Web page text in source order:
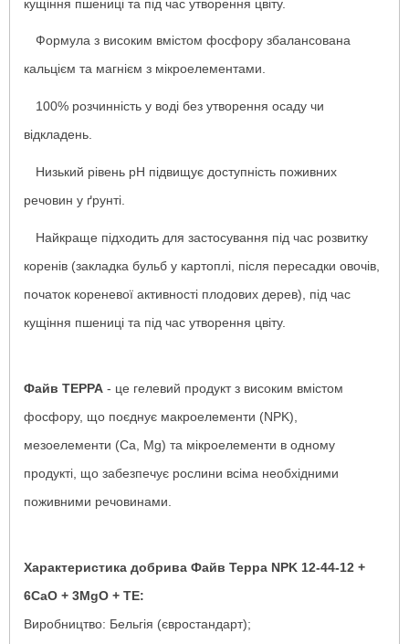
кущіння пшениці та під час утворення цвіту.
Формула з високим вмістом фосфору збалансована
кальцієм та магнієм з мікроелементами.
100% розчинність у воді без утворення осаду чи
відкладень.
Низький рівень рН підвищує доступність поживних
речовин у ґрунті.
Найкраще підходить для застосування під час розвитку
коренів (закладка бульб у картоплі, після пересадки овочів,
початок кореневої активності плодових дерев), під час
кущіння пшениці та під час утворення цвіту.
Файв ТЕРРА - це гелевий продукт з високим вмістом
фосфору, що поєднує макроелементи (NPK),
мезоелементи (Са, Mg) та мікроелементи в одному
продукті, що забезпечує рослини всіма необхідними
поживними речовинами.
Характеристика добрива Файв Терра NPK 12-44-12 +
6CaO + 3MgO + TE:
Виробництво: Бельгія (євростандарт);